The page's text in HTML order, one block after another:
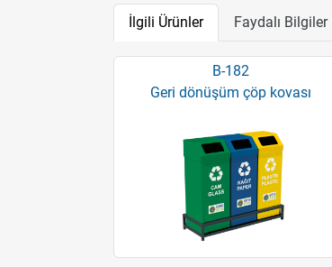
İlgili Ürünler Faydalı Bilgiler
B-182
Geri dönüşüm çöp kovası